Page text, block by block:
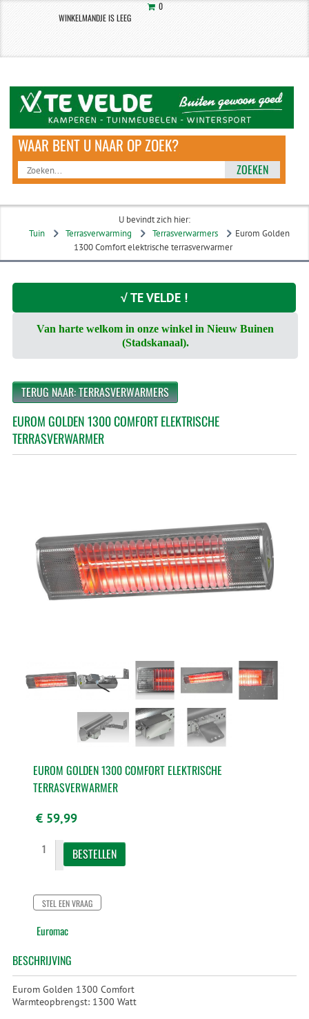
0
WINKELMANDJE IS LEEG
ZOEKEN
U bevindt zich hier:
Tuin
Terrasverwarming Terrasverwarmers
Eurom Golden
1300 Comfort elektrische terrasverwarmer
√ TE VELDE !
Van harte welkom in onze winkel in Nieuw Buinen
(Stadskanaal).
TERUG NAAR: TERRASVERWARMERS
EUROM GOLDEN 1300 COMFORT ELEKTRISCHE
TERRASVERWARMER
EUROM GOLDEN 1300 COMFORT ELEKTRISCHE
TERRASVERWARMER
€ 59,99
STEL EEN VRAAG
Euromac
BESCHRIJVING
Eurom Golden 1300 Comfort
Warmteopbrengst: 1300 Watt